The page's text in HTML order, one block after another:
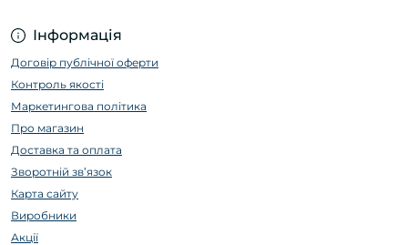
Інформація
Договір публічної оферти
Контроль якості
Маркетингова політика
Про магазин
Доставка та оплата
Зворотній зв’язок
Карта сайту
Виробники
Акції